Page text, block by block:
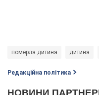
померла дитина дитина
Редакційна політика